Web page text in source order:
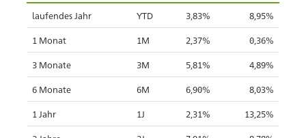
laufendes Jahr YTD 3,83% 8,95%
1 Monat 1M 2,37% 0,36%
3 Monate 3M 5,81% 4,89%
6 Monate 6M 6,90% 8,03%
1 Jahr 1J 2,31% 13,25%